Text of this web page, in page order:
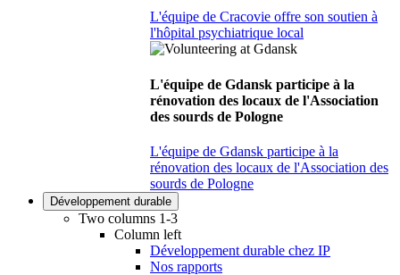
L'équipe de Cracovie offre son soutien à
l'hôpital psychiatrique local
L'équipe de Gdansk participe à la
rénovation des locaux de l'Association
des sourds de Pologne
L'équipe de Gdansk participe à la
rénovation des locaux de l'Association des
sourds de Pologne
Développement durable
Two columns 1-3
Column left
Développement durable chez IP
Nos rapports